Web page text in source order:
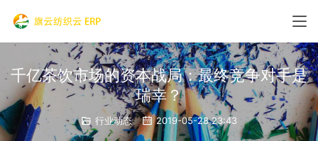
千亿茶饮市场的资本战局：最终竞争对手是
瑞幸？
行业动态 2019-05-28 23:43